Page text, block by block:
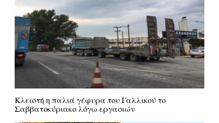
Κλειστή η παλιά γέφυρα του Γαλλικού το
Σαββατοκύριακο λόγω εργασιών